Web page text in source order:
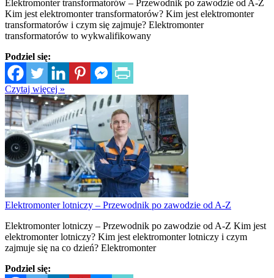
Elektromonter transformatorów – Przewodnik po zawodzie od A-Z
Kim jest elektromonter transformatorów? Kim jest elektromonter
transformatorów i czym się zajmuje? Elektromonter
transformatorów to wykwalifikowany
Podziel się:
Czytaj więcej »
Elektromonter lotniczy – Przewodnik po zawodzie od A-Z
Elektromonter lotniczy – Przewodnik po zawodzie od A-Z Kim jest
elektromonter lotniczy? Kim jest elektromonter lotniczy i czym
zajmuje się na co dzień? Elektromonter
Podziel się: